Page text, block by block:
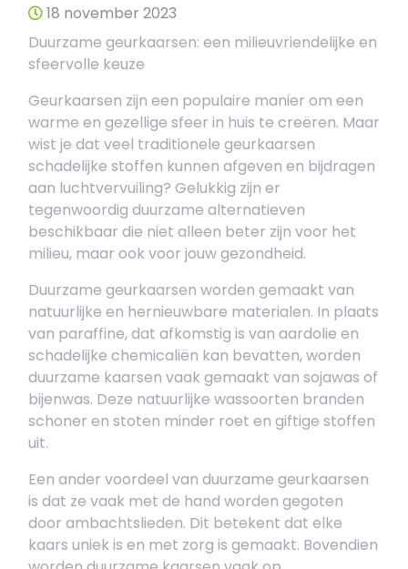
18 november 2023
Duurzame geurkaarsen: een milieuvriendelijke en
sfeervolle keuze
Geurkaarsen zijn een populaire manier om een
warme en gezellige sfeer in huis te creëren. Maar
wist je dat veel traditionele geurkaarsen
schadelijke stoffen kunnen afgeven en bijdragen
aan luchtvervuiling? Gelukkig zijn er
tegenwoordig duurzame alternatieven
beschikbaar die niet alleen beter zijn voor het
milieu, maar ook voor jouw gezondheid.
Duurzame geurkaarsen worden gemaakt van
natuurlijke en hernieuwbare materialen. In plaats
van paraffine, dat afkomstig is van aardolie en
schadelijke chemicaliën kan bevatten, worden
duurzame kaarsen vaak gemaakt van sojawas of
bijenwas. Deze natuurlijke wassoorten branden
schoner en stoten minder roet en giftige stoffen
uit.
Een ander voordeel van duurzame geurkaarsen
is dat ze vaak met de hand worden gegoten
door ambachtslieden. Dit betekent dat elke
kaars uniek is en met zorg is gemaakt. Bovendien